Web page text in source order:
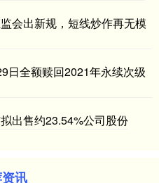
会出新规，短线炒作再无模
日全额赎回2021年永续次级
出售约23.54%公司股份
讯